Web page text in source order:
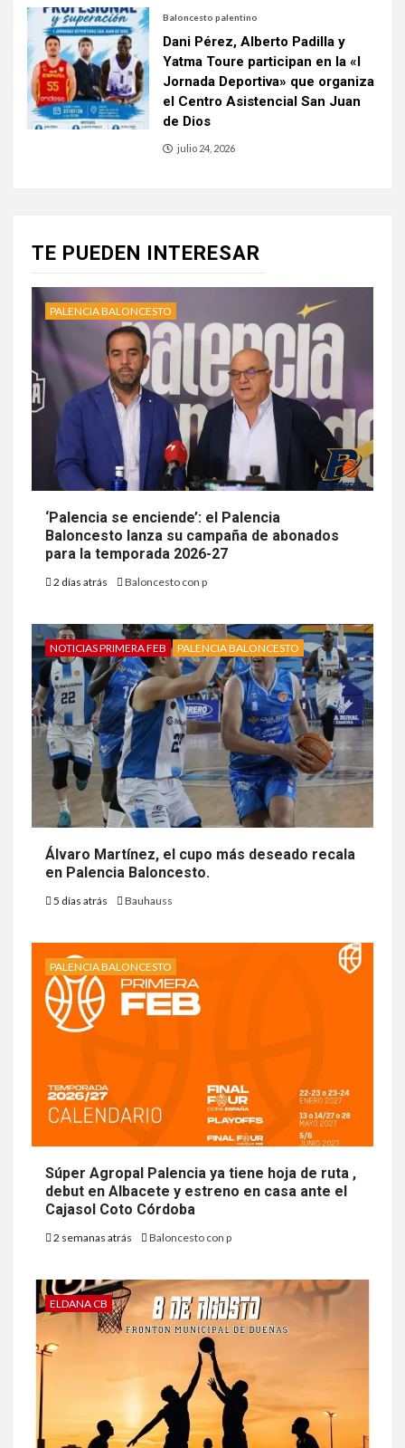
Baloncesto palentino
Dani Pérez, Alberto Padilla y
Yatma Toure participan en la «I
Jornada Deportiva» que organiza
el Centro Asistencial San Juan
de Dios
julio 24, 2026
TE PUEDEN INTERESAR
PALENCIA BALONCESTO
‘Palencia se enciende’: el Palencia
Baloncesto lanza su campaña de abonados
para la temporada 2026-27
2 días atrás Baloncesto con p
NOTICIAS PRIMERA FEB PALENCIA BALONCESTO
Álvaro Martínez, el cupo más deseado recala
en Palencia Baloncesto.
5 días atrás Bauhauss
PALENCIA BALONCESTO
Súper Agropal Palencia ya tiene hoja de ruta ,
debut en Albacete y estreno en casa ante el
Cajasol Coto Córdoba
2 semanas atrás Baloncesto con p
ELDANA CB